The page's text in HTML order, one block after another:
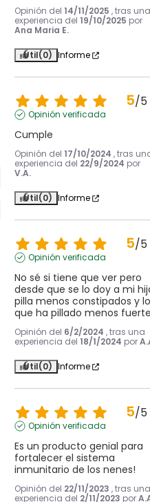
Opinión del 14/11/2025 , tras una
experiencia del 19/10/2025 por
Ana Maria E.
Útil(0) Informe
5/5
Opinión verificada
Cumple
Opinión del 17/10/2024 , tras
experiencia del 22/9/2024 por
V.A.
Útil(0) Informe
5/5
Opinión verificada
No sé si tiene que ver pero
desde que se lo doy a mi
pilla menos constipados y
que ha pillado menos
Opinión del 6/2/2024 , tras una
experiencia del 18/1/2024 por
Útil(0) Informe
5/5
Opinión verificada
Es un producto genial para
fortalecer el sistema
inmunitario de los nenes!
Opinión del 22/11/2023 , tras una
experiencia del 2/11/2023 por